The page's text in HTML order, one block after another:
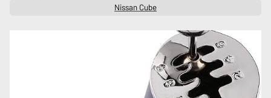
Nissan Cube